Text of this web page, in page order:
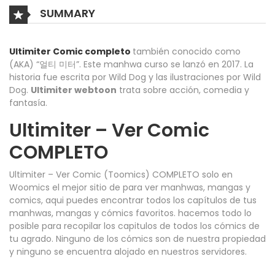
SUMMARY
Ultimiter Comic completo también conocido como
(AKA) “얼티 미터”. Este manhwa curso se lanzó en 2017. La
historia fue escrita por Wild Dog y las ilustraciones por Wild
Dog. Ultimiter webtoon trata sobre acción, comedia y
fantasía.
Ultimiter – Ver Comic
COMPLETO
Ultimiter – Ver Comic (Toomics) COMPLETO solo en
Woomics el mejor sitio de para ver manhwas, mangas y
comics, aqui puedes encontrar todos los capítulos de tus
manhwas, mangas y cómics favoritos. hacemos todo lo
posible para recopilar los capitulos de todos los cómics de
tu agrado. Ninguno de los cómics son de nuestra propiedad
y ninguno se encuentra alojado en nuestros servidores.